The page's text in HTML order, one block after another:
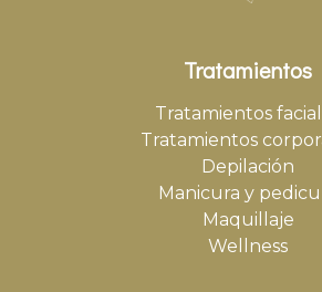
Tratamientos
Tratamientos
Tratamientos
Depilación
Manicura y
Maquillaje
Wellness